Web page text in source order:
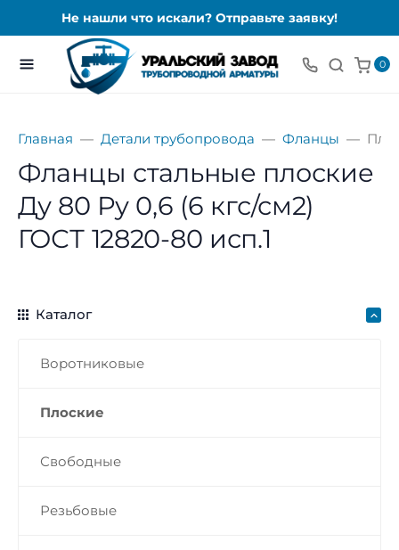
Не нашли что искали? Отправьте заявку!
0
Главная Детали трубопровода Фланцы
Фланцы стальные плоские
Ду 80 Ру 0,6 (6 кгс/см2)
ГОСТ 12820-80 исп.1
Каталог
Воротниковые
Плоские
Свободные
Резьбовые